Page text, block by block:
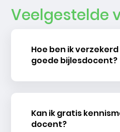
Veelgestelde
Hoe ben ik
goede bijlesdocent?
Kan ik gratis
docent?